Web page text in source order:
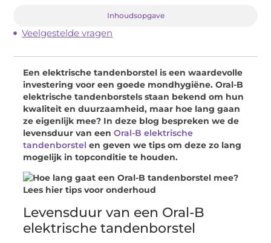
Inhoudsopgave
Veelgestelde vragen
Een elektrische tandenborstel is een waardevolle
investering voor een goede mondhygiëne. Oral-B
elektrische tandenborstels staan bekend om hun
kwaliteit en duurzaamheid, maar hoe lang gaan
ze eigenlijk mee? In deze blog bespreken we de
levensduur van eenOral-B elektrische
tandenborstel en geven we tips om deze zo lang
mogelijk in topconditie te houden.
Levensduur van een Oral-B
elektrische tandenborstel